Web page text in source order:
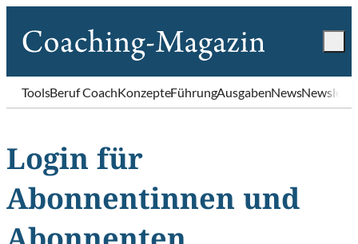
ToolsBeruf CoachKonzepteFührungAusgabenNews
Login für
Abonnentinnen und